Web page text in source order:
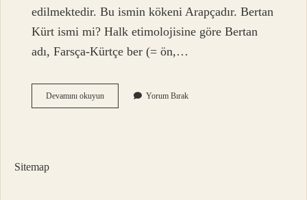
edilmektedir. Bu ismin kökeni Arapçadır. Bertan
Kürt ismi mi? Halk etimolojisine göre Bertan
adı, Farsça-Kürtçe ber (= ön,…
Devamını okuyunTacan
Ismi
Yorum Bırak
Sitemap